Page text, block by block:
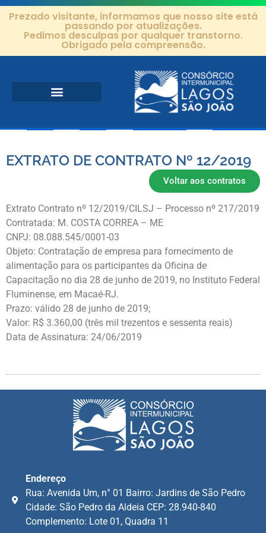
Prezado visitante, informamos que nosso site está
passando por atualizações.
Pedimos desculpas por qualquer transtorno.
Obrigado pela compreensão.
EXTRATO DE CONTRATO Nº 12/2019
Voltar aos contratos
Extrato Contrato nº 12/2019/CILSJ – Processo nº 217/2019
Contratada: M. COSTA CORREA – ME
CNPJ: 08.088.545/0001-03
Objeto: Contratação de empresa para fornecimento de
alimentação para os participantes da Oficina de
Capacitação no dia 28 de junho de 2019, no Instituto Federal
Fluminense, em Macaé-RJ.
Prazo: válido 28 de junho de 2019;
Valor: R$ 3.360,00 (três mil trezentos e sessenta reais)
Data de Assinatura: 24/06/2019
Endereço
Rua: Avenida Um, n° 01 Bairro: Jardins de São Pedro
Cidade: São Pedro da Aldeia CEP: 28.940-840
Complemento: Lote 01, Quadra 11